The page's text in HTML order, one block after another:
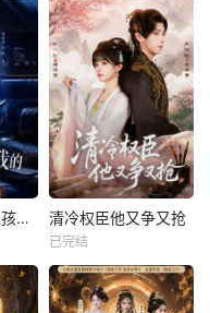
当上月嫂后发现孩子是我的 清冷权臣他又争又抢
已完结